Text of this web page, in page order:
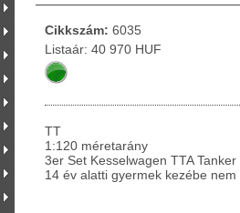
Cikkszám: 6035
Listaár: 40 970 HUF
TT
1:120 méretarány
3er Set Kesselwagen TTA
14 év alatti gyermek kezébe nem